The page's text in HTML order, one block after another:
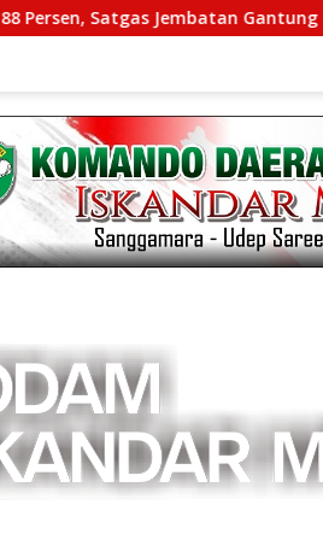
Jembatan Gantung Kodim